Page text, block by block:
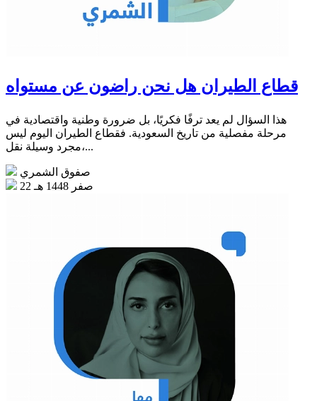
قطاع الطيران هل نحن راضون عن مستواه
هذا السؤال لم يعد ترفًا فكريًا، بل ضرورة وطنية واقتصادية في
مرحلة مفصلية من تاريخ السعودية. فقطاع الطيران اليوم ليس
مجرد وسيلة نقل،...
صفوق الشمري
22 صفر 1448 هـ